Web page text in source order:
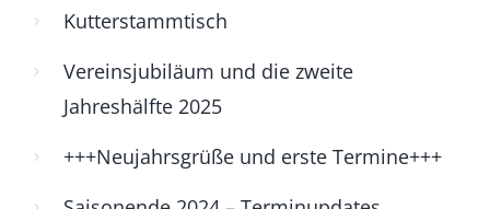
Kutterstammtisch
Vereinsjubiläum und die zweite
Jahreshälfte 2025
+++Neujahrsgrüße und erste Termine+++